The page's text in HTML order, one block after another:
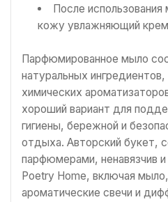
После
кожу увлажняющий
Парфюмированное мыло
натуральных
химических
хороший вариант для
гигиены, бережной и
отдыха. Авторский букет,
парфюмерами, ненавязчив
Poetry Home, включая
ароматические свечи и